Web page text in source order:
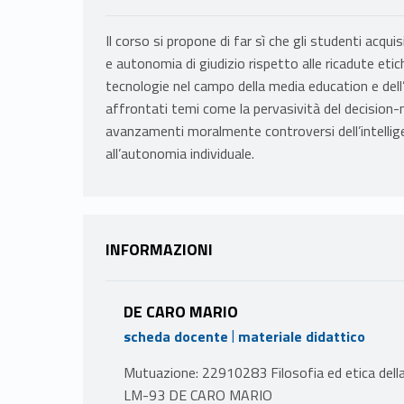
Il corso si propone di far sì che gli studenti
e autonomia di giudizio rispetto alle ricadute
tecnologie nel campo della media education e
affrontati temi come la pervasività del decision-
avanzamenti moralmente controversi
all’autonomia individuale.
INFORMAZIONI
DE CARO MARIO
scheda docente | materiale didattico
Mutuazione: 22910283 Filosofia ed etica
LM-93 DE CARO MARIO